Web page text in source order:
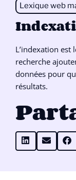
Lexique web
L’indexation est
recherche
données pour
résultats.